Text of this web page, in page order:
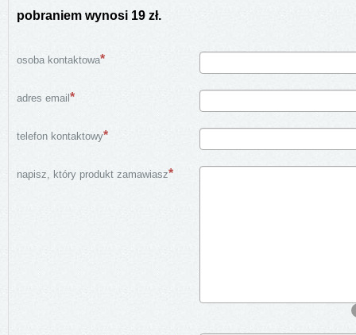
pobraniem wynosi 19 zł.
osoba kontaktowa
adres email
telefon kontaktowy
napisz, który produkt zamawiasz